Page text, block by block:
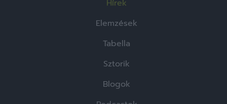
Hírek
Elemzések
Tabella
Sztorik
Blogok